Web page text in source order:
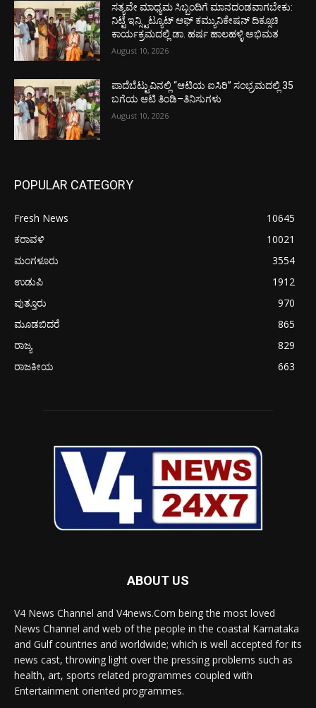
ಸತ್ಯವೇ ಮಾಧ್ಯಮ ಸಿಬ್ಬಂದಿಗೆ ಮಾನದಂಡವಾಗಬೇಕು:
ನಿಟ್ಟೆ ಇನ್ಸ್ಟಿಟ್ಯೂಟ್ ಆಫ್ ಕಮ್ಯುನಿಕೇಷನ್ ದಿಕ್ಸೂಚಿ
ಕಾರ್ಯಕ್ರಮದಲ್ಲಿ ಡಾ. ಹರ್ಷ ಹಾಲಹಳ್ಳಿ ಅಭಿಮತ
August 10, 2026
ಪಾದೆಬೆಟ್ಟುವಿನಲ್ಲಿ “ಆಟಿಯ ಐಸಿರಿ’’ ಸಂಭ್ರಮದಲ್ಲಿ 35
ಬಗೆಯ ಆಟಿ ತಿಂಡಿ–ತಿನಿಸುಗಳು
August 10, 2026
POPULAR CATEGORY
Fresh News
10645
ಕರಾವಳಿ
10021
ಮಂಗಳೂರು
3554
ಉಡುಪಿ
1912
ಪುತ್ತೂರು
970
ಮೂಡಬಿದರೆ
865
ರಾಜ್ಯ
829
ರಾಜಕೀಯ
663
ABOUT US
V4 News Channel and V4news.Com being the most loved
News Channel and web of the people in the coastal Karnataka
and Gulf countries and worldwide; which is well accepted for its
news cast, throwing light over the pressing problems such as
health, art, sports related programmes coupled with
Entertainment oriented programmes.